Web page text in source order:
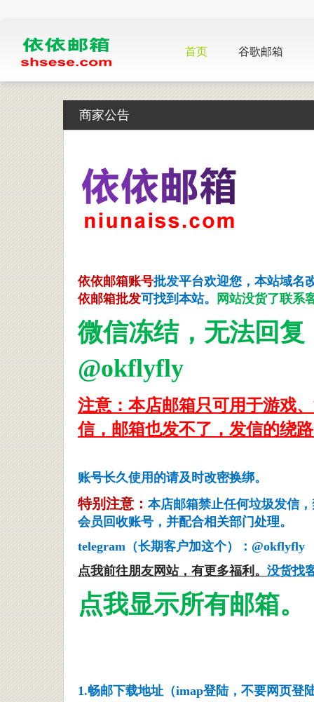
首页 谷歌邮箱
商家公告
依依邮箱账号批发平台欢迎您，本站域名
依邮箱批发可找到本站。 网站没货了联系
微信冻结，无法回
@okflyfly
注意：本店邮箱只可用于游戏
信，邮箱也发不了，发信的绕
账号长久使用的请及时改密换绑
特别注意： 本店邮箱禁止任何垃圾发信
会员回收账号，并配合相关部门处理。
telegram（长期客户加这个）：@okflyfly
点我前往朋友网站，有更多福利。 没货找
点我显示所有邮箱。
1.畅邮下载地址（imap登陆，不要网页登